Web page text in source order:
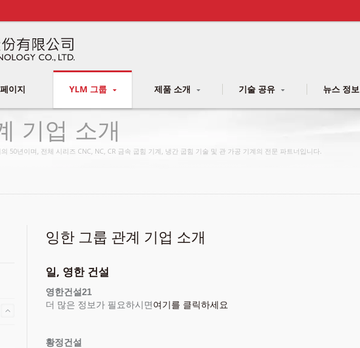
이지 YLM 그룹 제품 소개 기술 공유 뉴스 정보
기업 소개
50년이며, 전체 시리즈 CNC, NC, CR 금속 굽힘 기계, 냉간 굽힘 기술 및 관 가공 기계의 전문 파트너입니다.
잉한 그룹 관계 기업 소개
일, 영한 건설
영한건설21
더 많은 정보가 필요하시면여기를 클릭하세요
황정건설